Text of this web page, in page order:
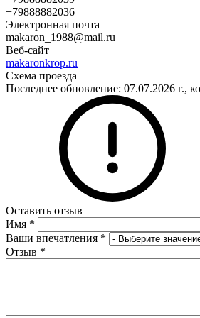
+79888882036
Электронная почта
makaron_1988@mail.ru
Веб-сайт
makaronkrop.ru
Схема проезда
Последнее обновление: 07.07.2026 г.,
Оставить отзыв
Имя *
Ваши впечатления *
Отзыв *